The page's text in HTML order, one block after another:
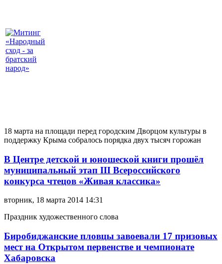
18 марта на площади перед городским Дворцом культуры в
поддержку Крыма собралось порядка двух тысяч горожан
В Центре детской и юношеской книги прошёл
муниципальный этап III Всероссийского
конкурса чтецов «Живая классика»
вторник, 18 марта 2014 14:31
Праздник художественного слова
Биробиджанские пловцы завоевали 17 призовых
мест на Открытом первенстве и чемпионате
Хабаровска